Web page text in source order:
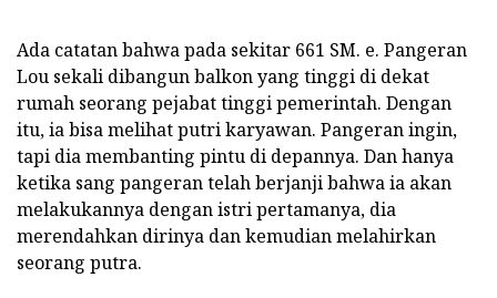
Ada catatan bahwa pada sekitar 661 SM. e. Pangeran
Lou sekali dibangun balkon yang tinggi di dekat
rumah seorang pejabat tinggi pemerintah. Dengan
itu, ia bisa melihat putri karyawan. Pangeran ingin,
tapi dia membanting pintu di depannya. Dan hanya
ketika sang pangeran telah berjanji bahwa ia akan
melakukannya dengan istri pertamanya, dia
merendahkan dirinya dan kemudian melahirkan
seorang putra.